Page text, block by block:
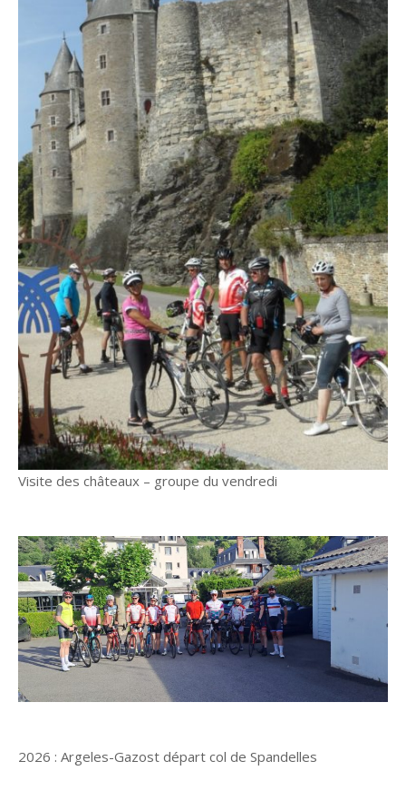
Visite des châteaux – groupe du vendredi
2026 : Argeles-Gazost départ col de Spandelles